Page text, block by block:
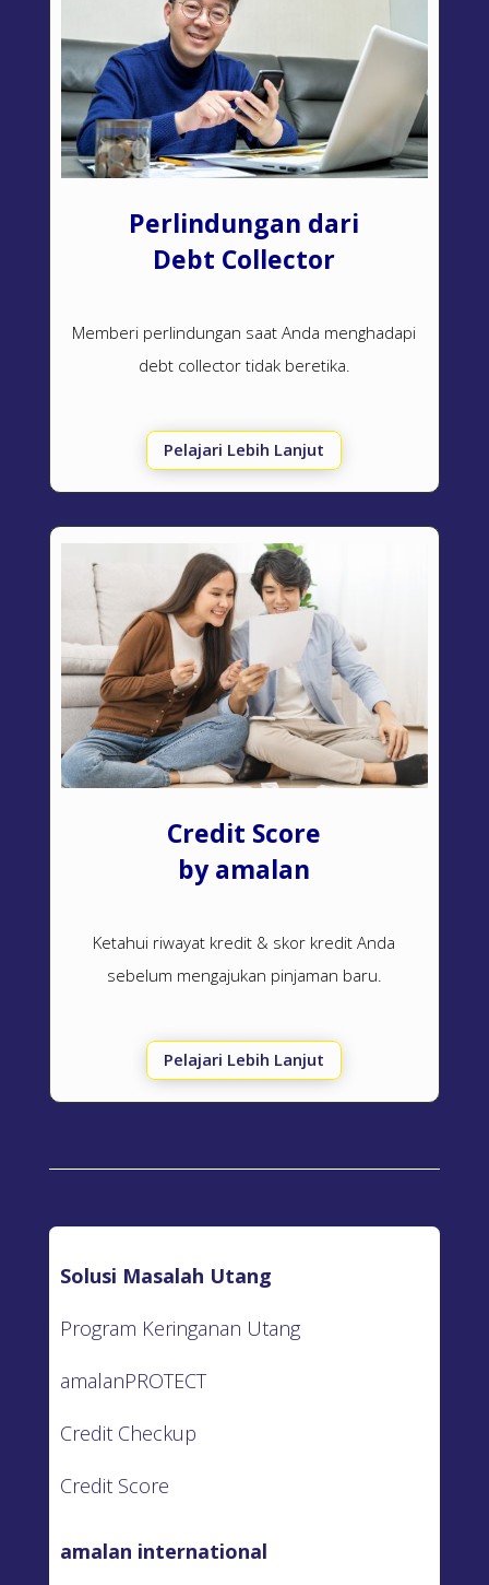
Perlindungan dari
Debt Collector
Memberi perlindungan saat Anda menghadapi
debt collector tidak beretika.
Pelajari Lebih Lanjut
Credit Score
by amalan
Ketahui riwayat kredit & skor kredit Anda
sebelum mengajukan pinjaman baru.
Pelajari Lebih Lanjut
Solusi Masalah Utang
Program Keringanan Utang
amalanPROTECT
Credit Checkup
Credit Score
amalan international